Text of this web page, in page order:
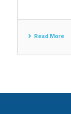
Read More